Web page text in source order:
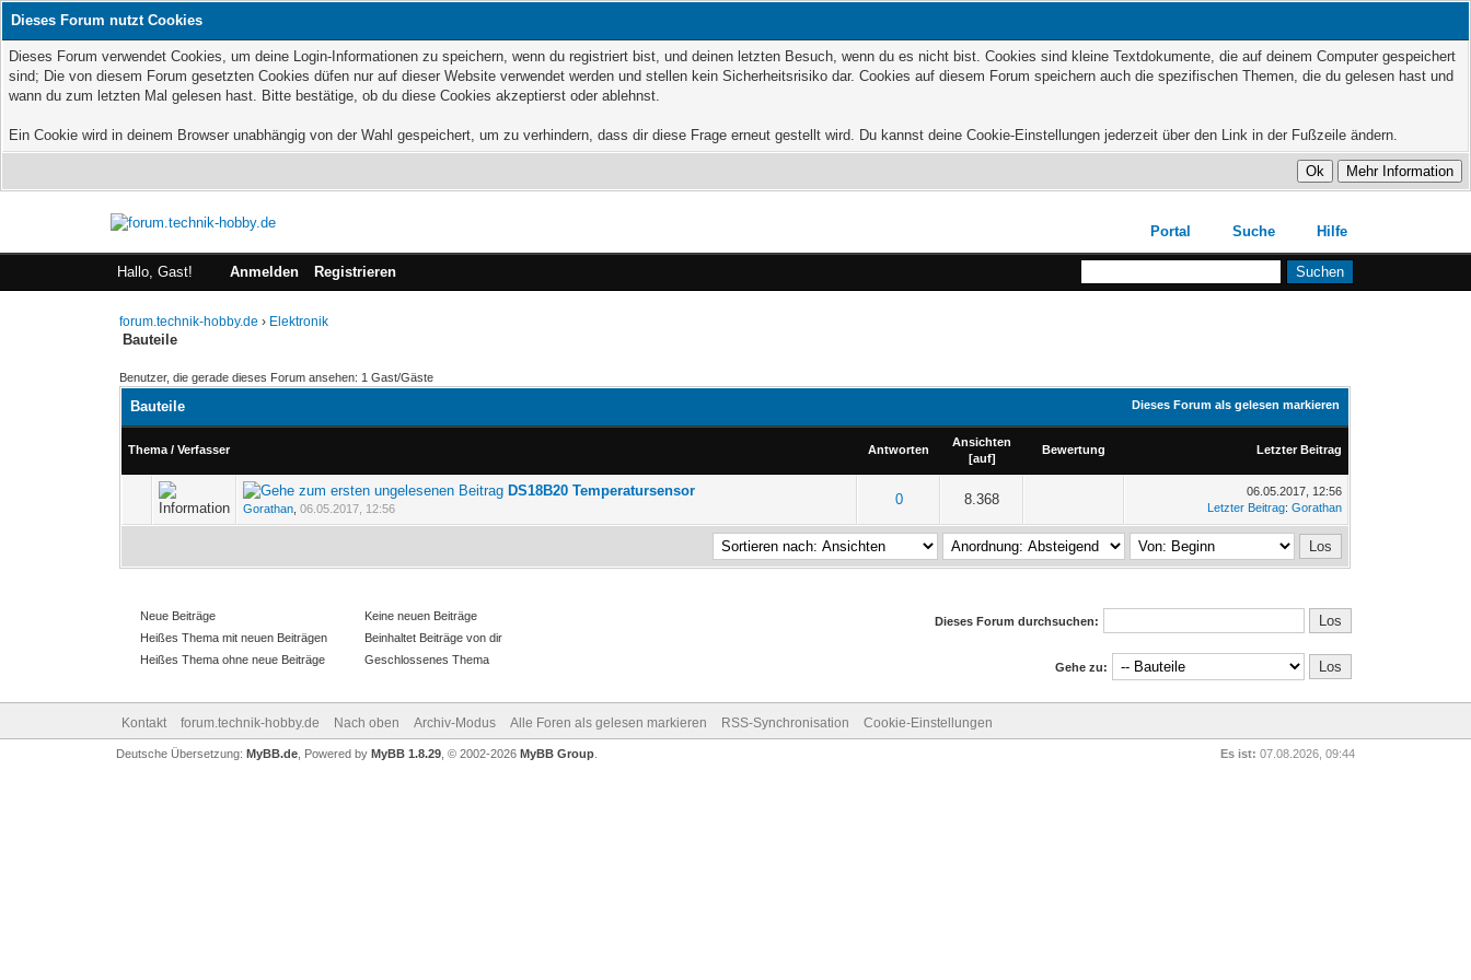
Dieses Forum nutzt Cookies
Dieses Forum verwendet Cookies, um deine Login-Informationen zu speichern, wenn du registriert bist, und deinen letzten Besuch, wenn du es nicht bist. Cookies sind kleine Textdokumente, die auf deinem Computer gespeichert
sind; Die von diesem Forum gesetzten Cookies düfen nur auf dieser Website verwendet werden und stellen kein Sicherheitsrisiko dar. Cookies auf diesem Forum speichern auch die spezifischen Themen, die du gelesen hast und
wann du zum letzten Mal gelesen hast. Bitte bestätige, ob du diese Cookies akzeptierst oder ablehnst.
Ein Cookie wird in deinem Browser unabhängig von der Wahl gespeichert, um zu verhindern, dass dir diese Frage erneut gestellt wird. Du kannst deine Cookie-Einstellungen jederzeit über den Link in der Fußzeile ändern.
Portal Suche Hilfe
Hallo, Gast! Anmelden Registrieren
forum.technik-hobby.de › Elektronik
Bauteile
Benutzer, die gerade dieses Forum ansehen: 1 Gast/Gäste
Dieses Forum als gelesen markieren
Bauteile
Thema /Verfasser Antworten
Ansichten
[auf]
Bewertung Letzter Beitrag
DS18B20 Temperatursensor
Gorathan ,06.05.2017, 12:56
0 8.368
0 Bewertung(en) - 0 von 5 durchschnittlich
06.05.2017, 12:56
Letzter Beitrag:Gorathan
Neue Beiträge
Heißes Thema mit neuen Beiträgen
Heißes Thema ohne neue Beiträge
Keine neuen Beiträge
Beinhaltet Beiträge von dir
Geschlossenes Thema
Dieses Forum durchsuchen:
Gehe zu:
Kontakt forum.technik-hobby.de Nach oben Archiv-Modus Alle Foren als gelesen markieren RSS-Synchronisation Cookie-Einstellungen
Es ist: 07.08.2026, 09:44
Deutsche Übersetzung: MyBB.de, Powered by MyBB 1.8.29, © 2002-2026 MyBB Group.